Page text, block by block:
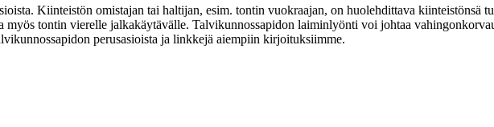
Kiinteistön omistajan tai haltijan, esim. tontin vuokraajan, on huolehdittava kiinteistönsä
tontin vierelle jalkakäytävälle. Talvikunnossapidon laiminlyönti voi johtaa
perusasioista ja linkkejä aiempiin kirjoituksiimme.